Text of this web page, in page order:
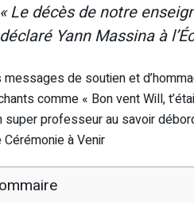
« Le décès de notre
déclaré Yann Massina à
messages de soutien et
comme « Bon vent Will,
super professeur au savoir
Cérémonie à Venir